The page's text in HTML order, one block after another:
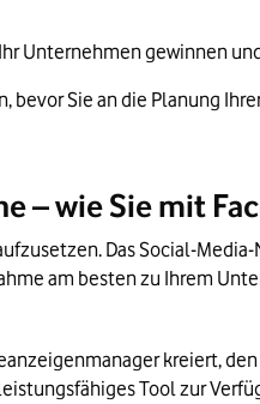
Unternehmen gewinnen
bevor Sie an die Planung
– wie Sie mit
Das Social-
am besten zu Ihrem
kreiert,
Tool zur